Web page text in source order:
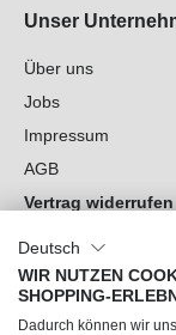
Unser
Über uns
Jobs
Impressum
AGB
Vertrag widerrufen
Cookie-
Du hast Fragen?
Deutsch
WIR NUTZEN
SHOPPING-
Dadurch können wir